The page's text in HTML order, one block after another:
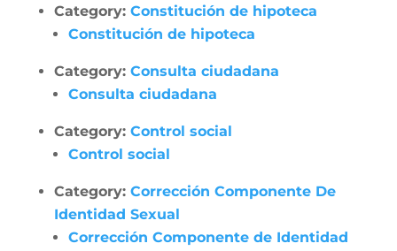
Category: Constitución de hipoteca
Constitución de hipoteca
Category: Consulta ciudadana
Consulta ciudadana
Category: Control social
Control social
Category: Corrección Componente De
Identidad Sexual
Corrección Componente de Identidad